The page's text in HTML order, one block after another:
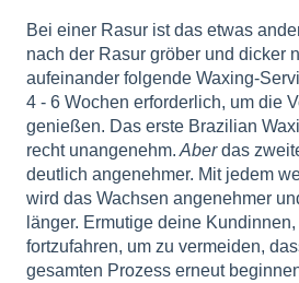
Bei einer Rasur ist das etwas
nach der Rasur gröber und dicker
aufeinander folgende Waxing-
4 - 6 Wochen erforderlich, um die
genießen. Das erste Brazilian
recht unangenehm. Aberdas
deutlich angenehmer. Mit jedem
wird das Wachsen angenehmer
länger. Ermutige deine
fortzufahren, um zu vermeiden,
gesamten Prozess erneut